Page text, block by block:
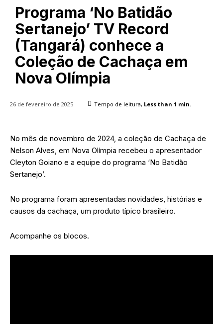
Programa ‘No Batidão
Sertanejo’ TV Record
(Tangará) conhece a
Coleção de Cachaça em
Nova Olímpia
26 de fevereiro de 2025 Tempo de leitura, Less than 1 min.
No mês de novembro de 2024, a coleção de Cachaça de
Nelson Alves, em Nova Olímpia recebeu o apresentador
Cleyton Goiano e a equipe do programa ‘No Batidão
Sertanejo’.
No programa foram apresentadas novidades, histórias e
causos da cachaça, um produto típico brasileiro.
Acompanhe os blocos.